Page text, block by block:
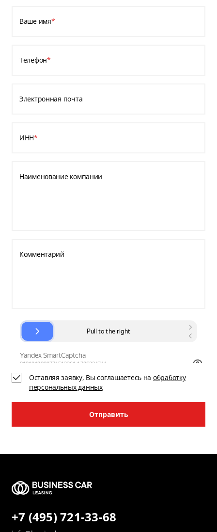
Ваше имя*
Телефон*
Электронная почта
ИНН*
Наименование компании
Комментарий
Отправить
Оставляя заявку, Вы соглашаетесь на обработку
персональных данных
+7 (495) 721-33-68